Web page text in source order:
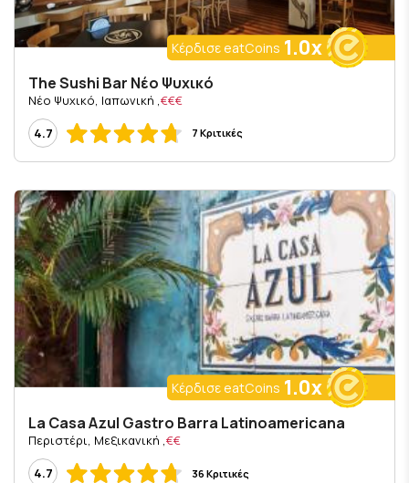
Κέρδισε eatCoins 1.0x
The Sushi Bar Νέο Ψυχικό
€€€
, Νέο Ψυχικό, Ιαπωνική
4.7
7 Κριτικές
Κέρδισε eatCoins 1.0x
La Casa Azul Gastro Barra Latinoamericana
€€
, Περιστέρι, Μεξικανική
4.7
36 Κριτικές